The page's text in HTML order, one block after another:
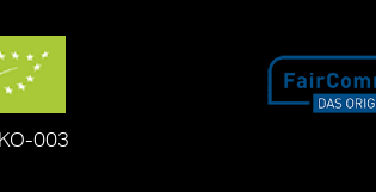
003